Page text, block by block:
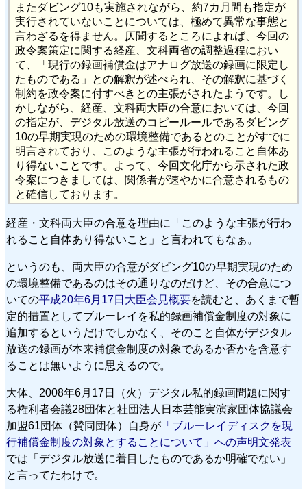
またダビング10も実施されながら、約7カ月間も指定が
実行されていないことについては、極めて異常な事態と
言わざるを得ません。仄聞するところによれば、今回の
政令案策定に関する経産、文科両省の調整過程におい
て、「現行の録画補償金はアナログ放送の録画に限定し
たものである」との解釈が述べられ、その解釈に基づく
制約を政令案に付すべきとの主張がされたようです。し
かしながら、経産、文科両大臣の合意においては、今回
の指定が、デジタル放送のコピールールであるダビング
10の早期実現のための環境整備であるとのことがすでに
明言されており、このような主張が行われること自体あ
り得ないことです。よって、今回文化庁から示された政
令案につきましては、関係者が速やかに合意されるもの
と確信しております。
経産・文科両大臣の合意を理由に「このような主張が行わ
れること自体あり得ないこと」と言われてもなぁ。
というのも、両大臣の合意がダビング10の早期実現のため
の環境整備であるのはその通りなのだけど、その合意につ
いての平成20年6月17日大臣会見概要を読むと、あくまで暫
定的措置としてブルーレイを私的録画補償金制度の対象に
追加するというだけでしかなく、そのこと自体がデジタル
放送の録画が本来補償金制度の対象であるか否かを含意す
ることは無いように思えるので。
大体、2008年6月17日（火）デジタル私的録画問題に関す
る権利者会議28団体と社団法人日本芸能実演家団体協議会
加盟61団体（賛同団体）自身が 「ブルーレイディスクを現
行補償金制度の対象とすることについて」への声明文発表
では「デジタル放送に着目したものであるか明確でない」
と言ってたわけで。